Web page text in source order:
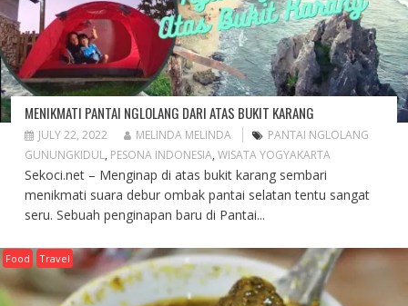
MENIKMATI PANTAI NGLOLANG DARI ATAS BUKIT KARANG
JULY 22, 2022 MELINDA MELINDA
PANTAI NGLOLANG
GUNUNGKIDUL, PESONA INDONESIA, WISATA YOGYAKARTA
Sekoci.net – Menginap di atas bukit karang sembari
menikmati suara debur ombak pantai selatan tentu sangat
seru. Sebuah penginapan baru di Pantai...
Food Travel